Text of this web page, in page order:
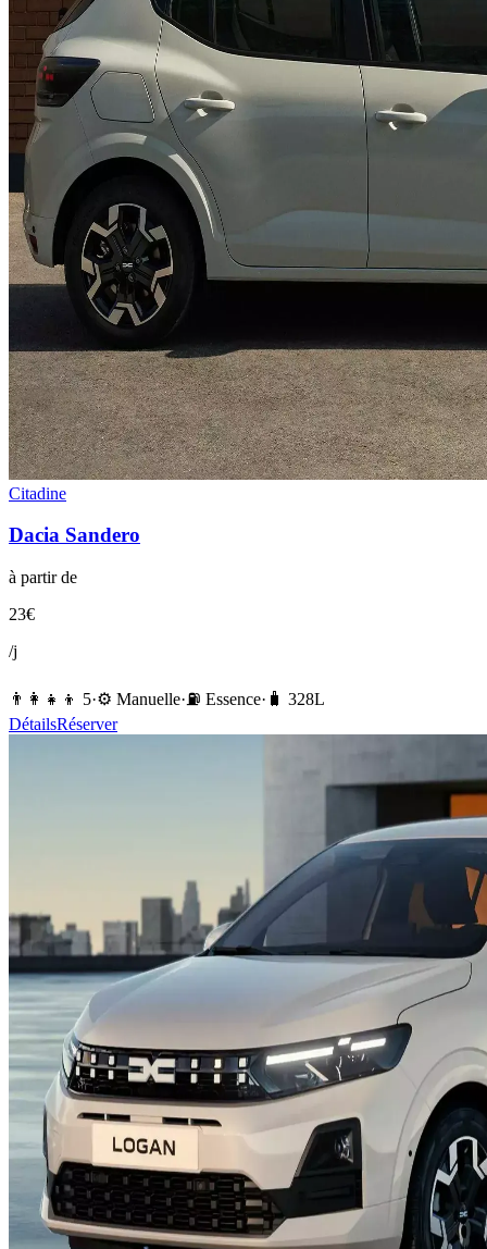
Citadine
Dacia Sandero
à partir de
23€
/j
👨‍👩‍👧‍👦 5·⚙️ Manuelle·⛽️ Essence· 🧳 328L
DétailsRéserver